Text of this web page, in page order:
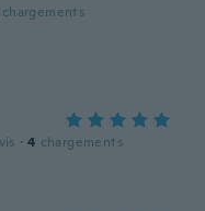
chargements
· 4 chargements